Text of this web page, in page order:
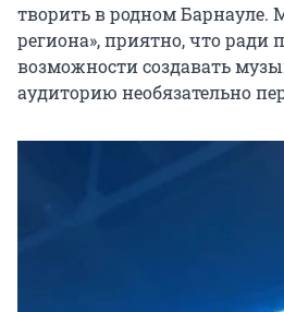
творить в родном Барнауле.
региона», приятно, что ради
возможности создавать
аудиторию необязательно